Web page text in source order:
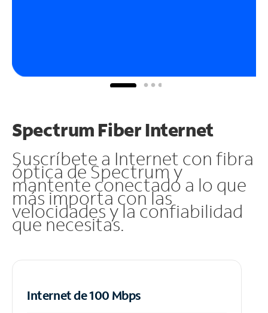
Spectrum Fiber Internet
Suscríbete a Internet con fibra
óptica de Spectrum y
mantente conectado a lo que
más importa con las
velocidades y la confiabilidad
que necesitas.
Internet de 100 Mbps